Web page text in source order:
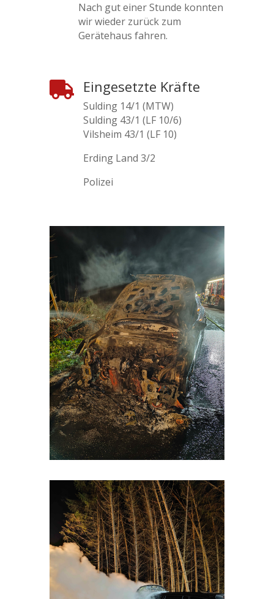
Nach gut einer Stunde konnten
wir wieder zurück zum
Gerätehaus fahren.
 Eingesetzte Kräfte
Sulding 14/1 (MTW)
Sulding 43/1 (LF 10/6)
Vilsheim 43/1 (LF 10)
Erding Land 3/2
Polizei